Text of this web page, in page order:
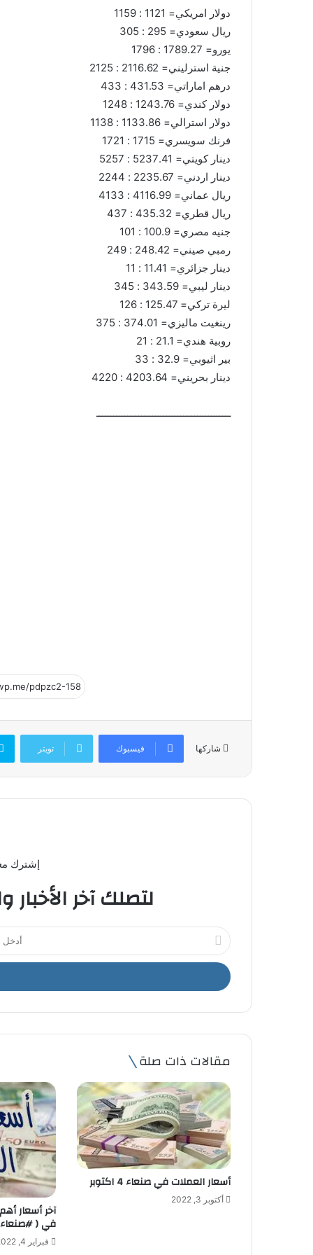
دولار امريكي= 1121 : 1159
ريال سعودي= 295 : 305
يورو= 1789.27 : 1796
جنية استرليني= 2116.62 : 2125
درهم اماراتي= 431.53 : 433
دولار كندي= 1243.76 : 1248
دولار استرالي= 1133.86 : 1138
فرنك سويسري= 1715 : 1721
دينار كويتي= 5237.41 : 5257
دينار اردني= 2235.67 : 2244
ريال عماني= 4116.99 : 4133
ريال قطري= 435.32 : 437
جنيه مصري= 100.9 : 101
رمبي صيني= 248.42 : 249
دينار جزائري= 11.41 : 11
دينار ليبي= 343.59 : 345
ليرة تركي= 125.47 : 126
رينغيت ماليزي= 374.01 : 375
روبية هندي= 21.1 : 21
بير اثيوبي= 32.9 : 33
دينار بحريني= 4203.64 : 4220
ــــــــــــــــــــــــــــــــــــــــــــــــ
شاركها فيسبوك تويتر
إشترك
لتصلك آخر
أ
د
خ
ل
د
ا
إ
ل
ك
ر
و
ن
ي
مقالات ذات صلة
أسعار العملات في صنعاء 4 اكتوبر
أكتوبر 3, 2022
آخر أسعار
في (
فبراير 4, 2022